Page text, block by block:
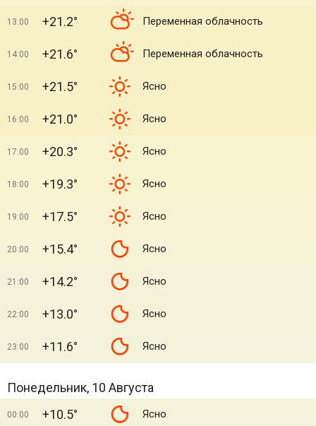
13:00 +21.2° Переменная облачность
14:00 +21.6° Переменная облачность
15:00 +21.5° Ясно
16:00 +21.0° Ясно
17:00 +20.3° Ясно
18:00 +19.3° Ясно
19:00 +17.5° Ясно
20:00 +15.4° Ясно
21:00 +14.2° Ясно
22:00 +13.0° Ясно
23:00 +11.6° Ясно
Понедельник, 10 Августа
00:00 +10.5° Ясно